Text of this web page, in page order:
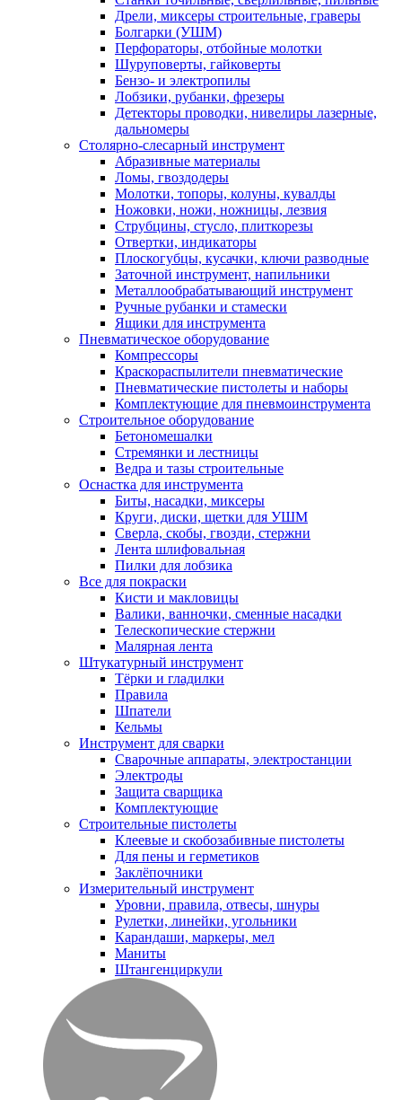
Дрели, миксеры строительные, граверы
Болгарки (УШМ)
Перфораторы, отбойные молотки
Шуруповерты, гайковерты
Бензо- и электропилы
Лобзики, рубанки, фрезеры
Детекторы проводки, нивелиры лазерные,
дальномеры
Столярно-слесарный инструмент
Абразивные материалы
Ломы, гвоздодеры
Молотки, топоры, колуны, кувалды
Ножовки, ножи, ножницы, лезвия
Струбцины, стусло, плиткорезы
Отвертки, индикаторы
Плоскогубцы, кусачки, ключи разводные
Заточной инструмент, напильники
Металлообрабатывающий инструмент
Ручные рубанки и стамески
Ящики для инструмента
Пневматическое оборудование
Компрессоры
Краскораспылители пневматические
Пневматические пистолеты и наборы
Комплектующие для пневмоинструмента
Строительное оборудование
Бетономешалки
Стремянки и лестницы
Ведра и тазы строительные
Оснастка для инструмента
Биты, насадки, миксеры
Круги, диски, щетки для УШМ
Сверла, скобы, гвозди, стержни
Лента шлифовальная
Пилки для лобзика
Все для покраски
Кисти и макловицы
Валики, ванночки, сменные насадки
Телескопические стержни
Малярная лента
Штукатурный инструмент
Тёрки и гладилки
Правила
Шпатели
Кельмы
Инструмент для сварки
Сварочные аппараты, электростанции
Электроды
Защита сварщика
Комплектующие
Строительные пистолеты
Клеевые и скобозабивные пистолеты
Для пены и герметиков
Заклёпочники
Измерительный инструмент
Уровни, правила, отвесы, шнуры
Рулетки, линейки, угольники
Карандаши, маркеры, мел
Маниты
Штангенциркули